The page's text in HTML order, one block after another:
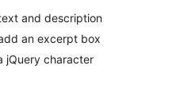
and description
an excerpt box
jQuery character